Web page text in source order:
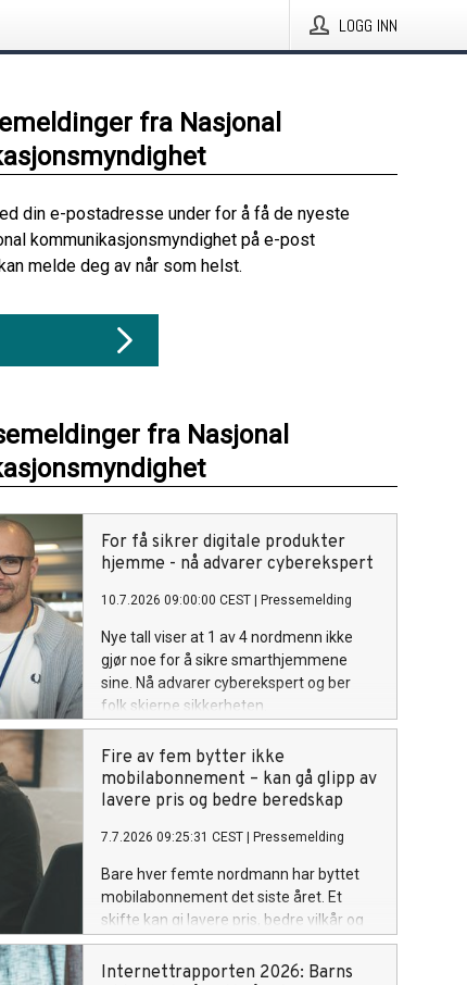
LOGG INN
fra Nasjonal
din e-postadresse under for å få de nyeste
kommunikasjonsmyndighet på e-post
melde deg av når som helst.
fra Nasjonal
For få sikrer digitale produkter
hjemme - nå advarer cyberekspert
10.7.2026 09:00:00 CEST Pressemelding
Nye tall viser at 1 av 4 nordmenn ikke
gjør noe for å sikre smarthjemmene
sine. Nå advarer cyberekspert og ber
folk skjerpe sikkerheten.
Fire av fem bytter ikke
mobilabonnement – kan gå glipp av
lavere pris og bedre beredskap
7.7.2026 09:25:31 CEST Pressemelding
Bare hver femte nordmann har byttet
mobilabonnement det siste året. Et
skifte kan gi lavere pris, bedre vilkår og
styrke beredskapen i hjemmet.
Internettrapporten 2026: Barns